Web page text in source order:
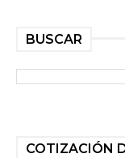
BUSCAR
COTIZACIÓN